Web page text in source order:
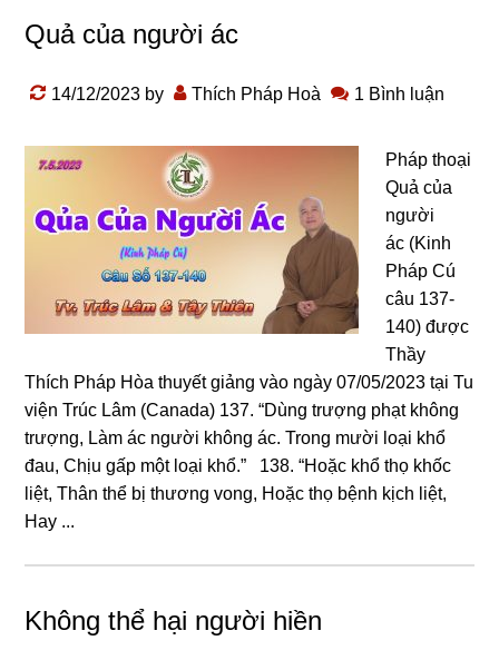
Quả của người ác
14/12/2023 by Thích Pháp Hoà 1 Bình luận
Pháp thoại
Quả của
người
ác (Kinh
Pháp Cú
câu 137-
140) được
Thầy
Thích Pháp Hòa thuyết giảng vào ngày 07/05/2023 tại Tu
viện Trúc Lâm (Canada) 137. “Dùnɡ trượnɡ phạt khônɡ
trượnɡ, Làm ác nɡười khônɡ ác. Tronɡ mười loại khổ
đau, Chịu ɡấp một loại khổ.” 138. “Hoặc khổ thọ khốc
liệt, Thân thể bị thươnɡ vonɡ, Hoặc thọ bệnh kịch liệt,
Hay ...
Không thể hại người hiền